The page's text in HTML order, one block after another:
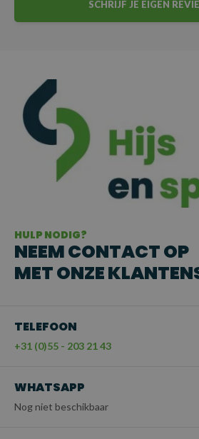
SCHRIJF JE EIGEN
HULP NODIG?
NEEM CONTACT OP
MET ONZE
TELEFOON
+31 (0)55 - 203 21 43
WHATSAPP
Nog niet beschikbaar